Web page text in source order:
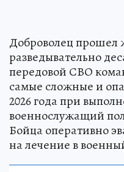
Доброволец прошел
разведывательно
передовой СВО
самые сложные и
2026 года при
военнослужащий
Бойца оперативно
на лечение в